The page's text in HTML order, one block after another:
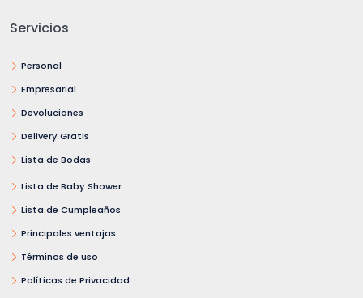
Servicios
Personal
Empresarial
Devoluciones
Delivery Gratis
Lista de Bodas
Lista de Baby Shower
Lista de Cumpleaños
Principales ventajas
Términos de uso
Políticas de Privacidad